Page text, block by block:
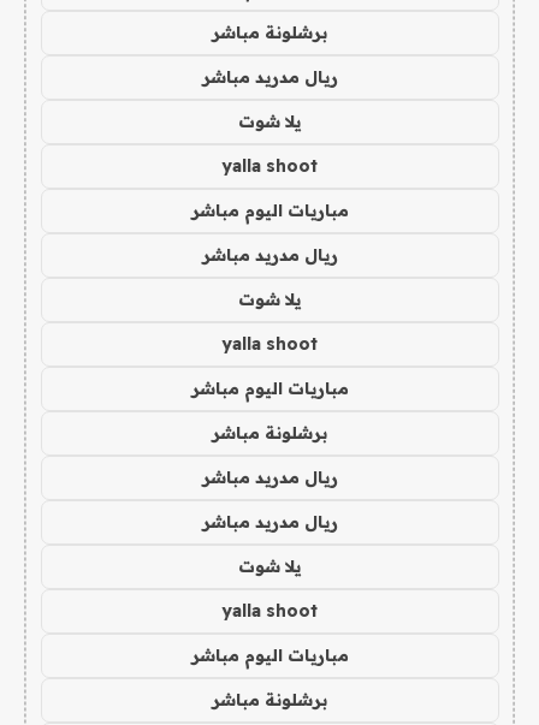
برشلونة مباشر
ريال مدريد مباشر
يلا شوت
yalla shoot
مباريات اليوم مباشر
ريال مدريد مباشر
يلا شوت
yalla shoot
مباريات اليوم مباشر
برشلونة مباشر
ريال مدريد مباشر
ريال مدريد مباشر
يلا شوت
yalla shoot
مباريات اليوم مباشر
برشلونة مباشر